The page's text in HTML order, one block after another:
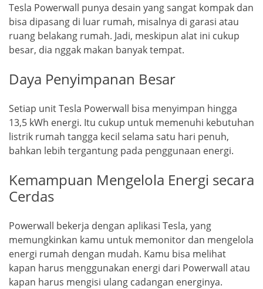
Tesla Powerwall punya desain yang sangat kompak dan
bisa dipasang di luar rumah, misalnya di garasi atau
ruang belakang rumah. Jadi, meskipun alat ini cukup
besar, dia nggak makan banyak tempat.
Daya Penyimpanan Besar
Setiap unit Tesla Powerwall bisa menyimpan hingga
13,5 kWh energi. Itu cukup untuk memenuhi kebutuhan
listrik rumah tangga kecil selama satu hari penuh,
bahkan lebih tergantung pada penggunaan energi.
Kemampuan Mengelola Energi secara
Cerdas
Powerwall bekerja dengan aplikasi Tesla, yang
memungkinkan kamu untuk memonitor dan mengelola
energi rumah dengan mudah. Kamu bisa melihat
kapan harus menggunakan energi dari Powerwall atau
kapan harus mengisi ulang cadangan energinya.